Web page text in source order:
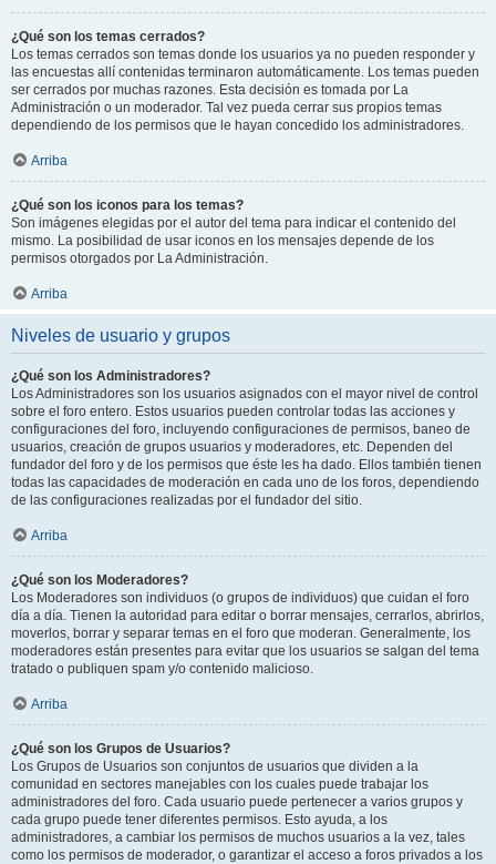
¿Qué son los temas cerrados?
Los temas cerrados son temas donde los usuarios ya no pueden responder y
las encuestas allí contenidas terminaron automáticamente. Los temas pueden
ser cerrados por muchas razones. Esta decisión es tomada por La
Administración o un moderador. Tal vez pueda cerrar sus propios temas
dependiendo de los permisos que le hayan concedido los administradores.
Arriba
¿Qué son los iconos para los temas?
Son imágenes elegidas por el autor del tema para indicar el contenido del
mismo. La posibilidad de usar iconos en los mensajes depende de los
permisos otorgados por La Administración.
Arriba
Niveles de usuario y grupos
¿Qué son los Administradores?
Los Administradores son los usuarios asignados con el mayor nivel de control
sobre el foro entero. Estos usuarios pueden controlar todas las acciones y
configuraciones del foro, incluyendo configuraciones de permisos, baneo de
usuarios, creación de grupos usuarios y moderadores, etc. Dependen del
fundador del foro y de los permisos que éste les ha dado. Ellos también tienen
todas las capacidades de moderación en cada uno de los foros, dependiendo
de las configuraciones realizadas por el fundador del sitio.
Arriba
¿Qué son los Moderadores?
Los Moderadores son individuos (o grupos de individuos) que cuidan el foro
día a día. Tienen la autoridad para editar o borrar mensajes, cerrarlos, abrirlos,
moverlos, borrar y separar temas en el foro que moderan. Generalmente, los
moderadores están presentes para evitar que los usuarios se salgan del tema
tratado o publiquen spam y/o contenido malicioso.
Arriba
¿Qué son los Grupos de Usuarios?
Los Grupos de Usuarios son conjuntos de usuarios que dividen a la
comunidad en sectores manejables con los cuales puede trabajar los
administradores del foro. Cada usuario puede pertenecer a varios grupos y
cada grupo puede tener diferentes permisos. Esto ayuda, a los
administradores, a cambiar los permisos de muchos usuarios a la vez, tales
como los permisos de moderador, o garantizar el acceso a foros privados a los